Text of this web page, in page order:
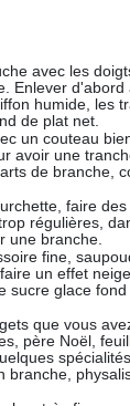
avec les
Enlever d'abord
humide, les
de plat net.
un couteau
avoir une
de branche,
faire
régulières,
une branche.
fine,
un effet
sucre glace fond
que vous
père Noël,
spécialités
branche,